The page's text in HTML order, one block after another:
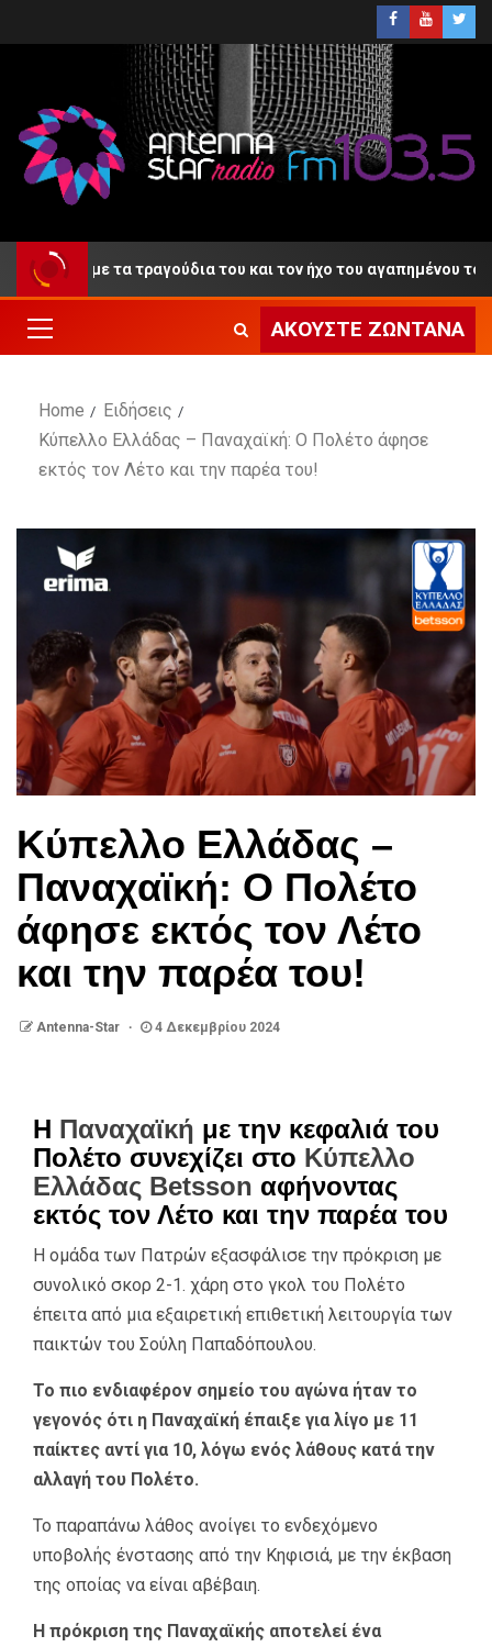
με τα τραγούδια του και τον ήχο του αγαπημένου του
ΑΚΟΎΣΤΕ ΖΩΝΤΑΝΆ
Home
Ειδήσεις
Κύπελλο Ελλάδας – Παναχαϊκή: Ο Πολέτο άφησε
εκτός τον Λέτο και την παρέα του!
Κύπελλο Ελλάδας –
Παναχαϊκή: Ο Πολέτο
άφησε εκτός τον Λέτο
και την παρέα του!
Antenna-Star 4 Δεκεμβρίου 2024
Η Παναχαϊκή με την κεφαλιά του
Πολέτο συνεχίζει στο Κύπελλο
Ελλάδας Betsson αφήνοντας
εκτός τον Λέτο και την παρέα του
Η ομάδα των Πατρών εξασφάλισε την πρόκριση με
συνολικό σκορ 2-1. χάρη στο γκολ του Πολέτο
έπειτα από μια εξαιρετική επιθετική λειτουργία των
παικτών του Σούλη Παπαδόπουλου.
Το πιο ενδιαφέρον σημείο του αγώνα ήταν το
γεγονός ότι η Παναχαϊκή έπαιξε για λίγο με 11
παίκτες αντί για 10, λόγω ενός λάθους κατά την
αλλαγή του Πολέτο.
Το παραπάνω λάθος ανοίγει το ενδεχόμενο
υποβολής ένστασης από την Κηφισιά, με την έκβαση
της οποίας να είναι αβέβαιη.
Η πρόκριση της Παναχαϊκής αποτελεί ένα